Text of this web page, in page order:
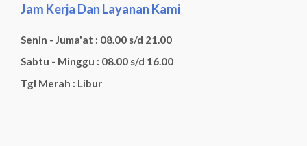
Jam Kerja Dan Layanan Kami
Senin - Juma'at : 08.00 s/d 21.00
Sabtu - Minggu : 08.00 s/d 16.00
Tgl Merah : Libur